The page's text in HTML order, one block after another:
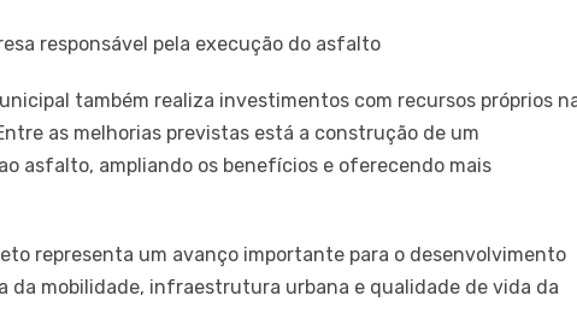
responsável pela execução do asfalto
também realiza investimentos com recursos próprios
as melhorias previstas está a construção de um
asfalto, ampliando os benefícios e oferecendo mais
representa um avanço importante para o desenvolvimento
da mobilidade, infraestrutura urbana e qualidade de vida da